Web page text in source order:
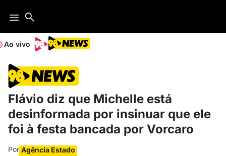
Ao vivo
Flávio diz que Michelle está
desinformada por insinuar que ele
foi à festa bancada por Vorcaro
Por Agência Estado